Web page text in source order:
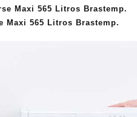
Maxi 565 Litros Brastemp.
Maxi 565 Litros Brastemp.